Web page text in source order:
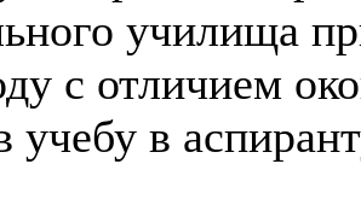
училища
с отличием
учебу в